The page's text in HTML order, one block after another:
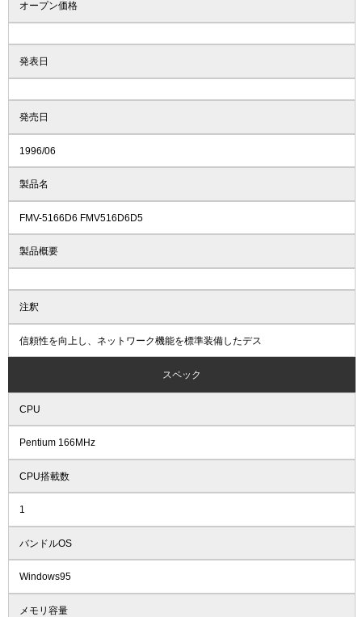
オープン価格
発表日
発売日
1996/06
製品名
FMV-5166D6 FMV516D6D5
製品概要
注釈
信頼性を向上し、ネットワーク機能を標準装備したデス
スペック
CPU
Pentium 166MHz
CPU搭載数
1
バンドルOS
Windows95
メモリ容量